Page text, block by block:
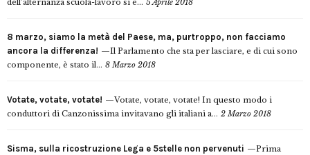
dell’alternanza scuola-lavoro si è... 5 Aprile 2018
8 marzo, siamo la metà del Paese, ma, purtroppo, non facciamo
ancora la differenza!
Il Parlamento che sta per lasciare, e di cui sono
componente, è stato il... 8 Marzo 2018
Votate, votate, votate!
Votate, votate, votate! In questo modo i
conduttori di Canzonissima invitavano gli italiani a... 2 Marzo 2018
Sisma, sulla ricostruzione Lega e 5stelle non pervenuti
Prima